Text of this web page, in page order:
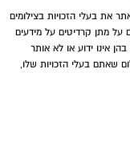
המקום,
יל"פ
רכב ובו
אחר הרכב,
את בעלי הזכויות בצילומים
על מתן קרדיטים על מידעים
אינו ידוע או לא אותר
צילום שאתם בעלי הזכויות שלו,